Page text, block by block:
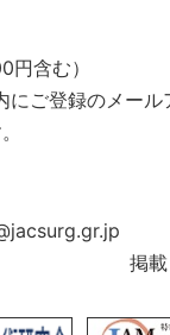
含む）
にご登録のメー
掲